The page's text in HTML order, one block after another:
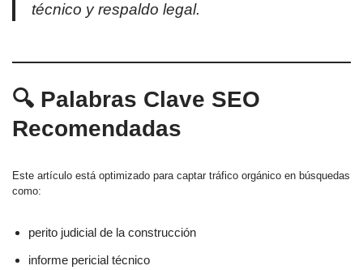
técnico y respaldo legal.
🔍 Palabras Clave SEO
Recomendadas
Este artículo está optimizado para captar tráfico orgánico en búsquedas
como:
perito judicial de la construcción
informe pericial técnico